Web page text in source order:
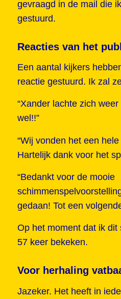
gevraagd in de mail die
gestuurd.
Reacties van het
Een aantal kijkers
reactie gestuurd. Ik zal
“Xander lachte zich
wel!!”
“Wij vonden het een
Hartelijk dank voor het
“Bedankt voor de mooie
gedaan! Tot een
Op het moment dat ik dit
57 keer bekeken.
Voor herhaling
Jazeker. Het heeft in